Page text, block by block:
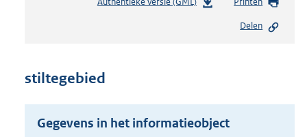
s
r
Delen
stiltegebied
Gegevens in het informatieobject